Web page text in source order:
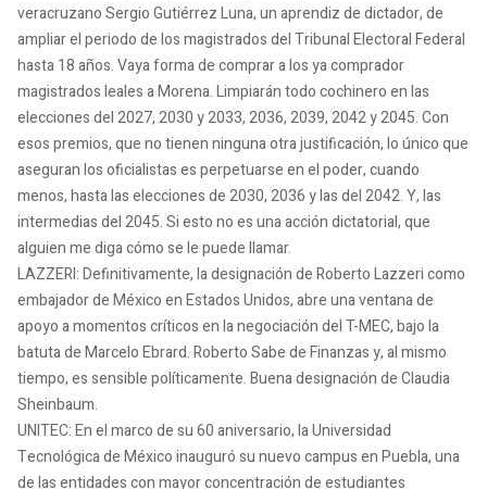
veracruzano Sergio Gutiérrez Luna, un aprendiz de dictador, de
ampliar el periodo de los magistrados del Tribunal Electoral Federal
hasta 18 años. Vaya forma de comprar a los ya comprador
magistrados leales a Morena. Limpiarán todo cochinero en las
elecciones del 2027, 2030 y 2033, 2036, 2039, 2042 y 2045. Con
esos premios, que no tienen ninguna otra justificación, lo único que
aseguran los oficialistas es perpetuarse en el poder, cuando
menos, hasta las elecciones de 2030, 2036 y las del 2042. Y, las
intermedias del 2045. Si esto no es una acción dictatorial, que
alguien me diga cómo se le puede llamar.
LAZZERI: Definitivamente, la designación de Roberto Lazzeri como
embajador de México en Estados Unidos, abre una ventana de
apoyo a momentos críticos en la negociación del T-MEC, bajo la
batuta de Marcelo Ebrard. Roberto Sabe de Finanzas y, al mismo
tiempo, es sensible políticamente. Buena designación de Claudia
Sheinbaum.
UNITEC: En el marco de su 60 aniversario, la Universidad
Tecnológica de México inauguró su nuevo campus en Puebla, una
de las entidades con mayor concentración de estudiantes